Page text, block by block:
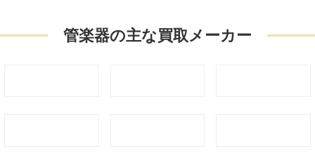
管楽器の主な買取メーカー